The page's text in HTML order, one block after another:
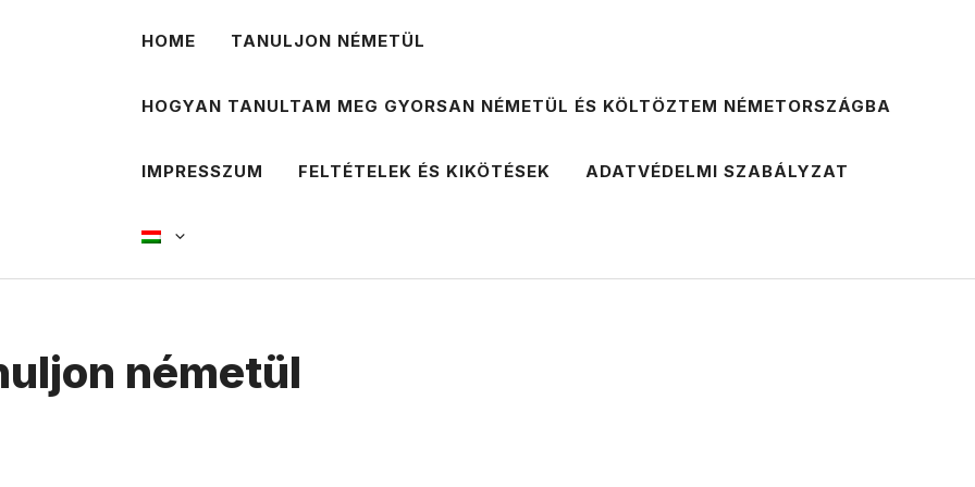
HOME TANULJON NÉMETÜL
HOGYAN TANULTAM MEG GYORSAN NÉMETÜL ÉS KÖLTÖZTEM NÉMETORSZÁGBA
IMPRESSZUM FELTÉTELEK ÉS KIKÖTÉSEK ADATVÉDELMI SZABÁLYZAT
németül